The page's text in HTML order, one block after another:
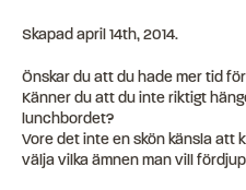
Blogg
Logga in
Skapad april 14th, 2014.
Önskar du att du hade mer tid
Känner du att du inte riktigt
lunchbordet?
Vore det inte en skön känsla att
välja vilka ämnen man vill